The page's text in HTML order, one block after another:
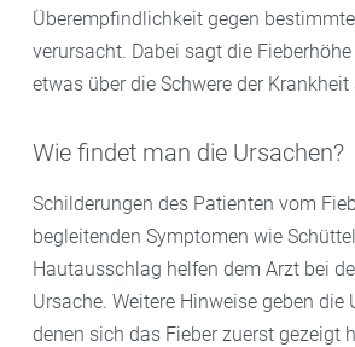
Überempfindlichkeit gegen
verursacht. Dabei sagt die
etwas über die Schwere der Krankheit
Wie findet man die Ursachen?
Schilderungen des Patienten vom
begleitenden Symptomen wie
Hautausschlag helfen dem Arzt bei
Ursache. Weitere Hinweise geben die
denen sich das Fieber zuerst gezeigt